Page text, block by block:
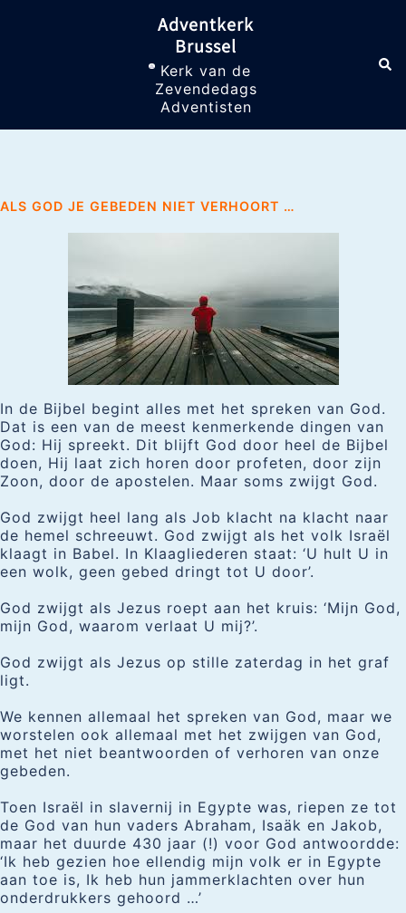
Adventkerk
Brussel
Kerk van de
Zevendedags
Adventisten
ALS GOD JE GEBEDEN NIET VERHOORT …
In de Bijbel begint alles met het spreken van God.
Dat is een van de meest kenmerkende dingen van
God: Hij spreekt. Dit blijft God door heel de Bijbel
doen, Hij laat zich horen door profeten, door zijn
Zoon, door de apostelen. Maar soms zwijgt God.
God zwijgt heel lang als Job klacht na klacht naar
de hemel schreeuwt. God zwijgt als het volk Israël
klaagt in Babel. In Klaagliederen staat: ‘U hult U in
een wolk, geen gebed dringt tot U door’.
God zwijgt als Jezus roept aan het kruis: ‘Mijn God,
mijn God, waarom verlaat U mij?’.
God zwijgt als Jezus op stille zaterdag in het graf
ligt.
We kennen allemaal het spreken van God, maar we
worstelen ook allemaal met het zwijgen van God,
met het niet beantwoorden of verhoren van onze
gebeden.
Toen Israël in slavernij in Egypte was, riepen ze tot
de God van hun vaders Abraham, Isaäk en Jakob,
maar het duurde 430 jaar (!) voor God antwoordde:
‘Ik heb gezien hoe ellendig mijn volk er in Egypte
aan toe is, Ik heb hun jammerklachten over hun
onderdrukkers gehoord …’